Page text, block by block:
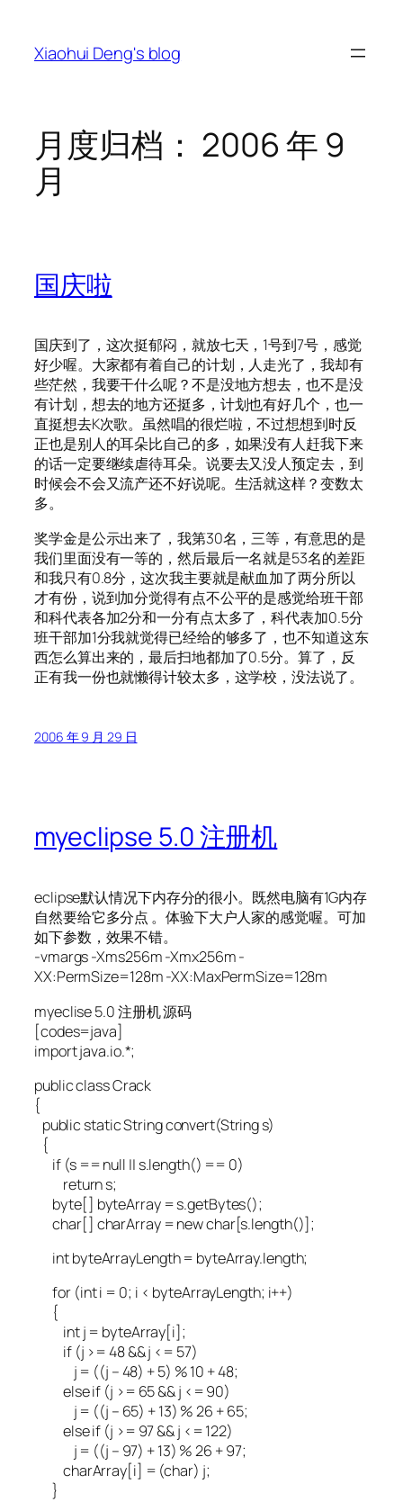
Xiaohui Deng's blog
月度归档： 2006 年 9
月
国庆啦
国庆到了，这次挺郁闷，就放七天，1号到7号，感觉
好少喔。大家都有着自己的计划，人走光了，我却有
些茫然，我要干什么呢？不是没地方想去，也不是没
有计划，想去的地方还挺多，计划也有好几个，也一
直挺想去K次歌。虽然唱的很烂啦，不过想想到时反
正也是别人的耳朵比自己的多，如果没有人赶我下来
的话一定要继续虐待耳朵。说要去又没人预定去，到
时候会不会又流产还不好说呢。生活就这样？变数太
多。
奖学金是公示出来了，我第30名，三等，有意思的是
我们里面没有一等的，然后最后一名就是53名的差距
和我只有0.8分，这次我主要就是献血加了两分所以
才有份，说到加分觉得有点不公平的是感觉给班干部
和科代表各加2分和一分有点太多了，科代表加0.5分
班干部加1分我就觉得已经给的够多了，也不知道这东
西怎么算出来的，最后扫地都加了0.5分。算了，反
正有我一份也就懒得计较太多，这学校，没法说了。
2006 年 9 月 29 日
myeclipse 5.0 注册机
eclipse默认情况下内存分的很小。既然电脑有1G内存
自然要给它多分点 。体验下大户人家的感觉喔。可加
如下参数，效果不错。
-vmargs -Xms256m -Xmx256m -
XX:PermSize=128m -XX:MaxPermSize=128m
myeclise 5.0 注册机 源码
[codes=java]
import java.io.*;
public class Crack
{
public static String convert(String s)
{
if (s == null || s.length() == 0)
return s;
byte[] byteArray = s.getBytes();
char[] charArray = new char[s.length()];
int byteArrayLength = byteArray.length;
for (int i = 0; i < byteArrayLength; i++)
{
int j = byteArray[i];
if (j >= 48 && j <= 57)
j = ((j – 48) + 5) % 10 + 48;
else if (j >= 65 && j <= 90)
j = ((j – 65) + 13) % 26 + 65;
else if (j >= 97 && j <= 122)
j = ((j – 97) + 13) % 26 + 97;
charArray[i] = (char) j;
}